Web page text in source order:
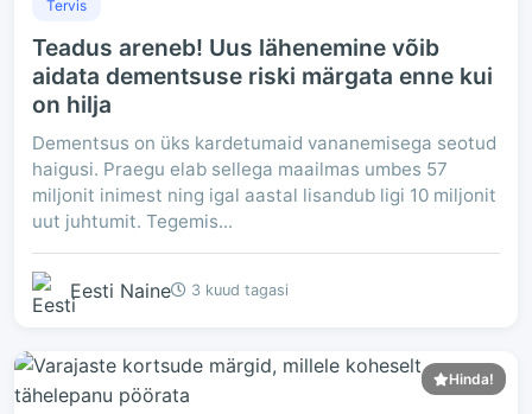
Tervis
Teadus areneb! Uus lähenemine võib
aidata dementsuse riski märgata enne kui
on hilja
Dementsus on üks kardetumaid vananemisega seotud
haigusi. Praegu elab sellega maailmas umbes 57
miljonit inimest ning igal aastal lisandub ligi 10 miljonit
uut juhtumit. Tegemis...
Eesti Naine 3 kuud tagasi
Hinda!